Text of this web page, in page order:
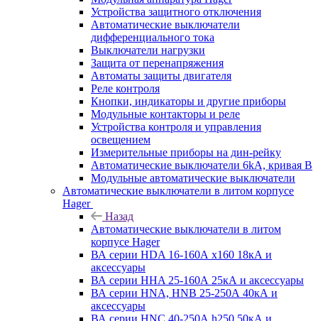
Устройства защитного отключения
Автоматические выключатели
дифференциального тока
Выключатели нагрузки
Защита от перенапряжения
Автоматы защиты двигателя
Реле контроля
Кнопки, индикаторы и другие приборы
Модульные контакторы и реле
Устройства контроля и управления
освещением
Измерительные приборы на дин-рейку
Автоматические выключатели 6kA, кривая В
Модульные автоматические выключатели
Автоматические выключатели в литом корпусе
Hager
Назад
Автоматические выключатели в литом
корпусе Hager
ВА серии HDA 16-160А x160 18кА и
аксессуары
ВА серии HHA 25-160А 25кА и аксессуары
ВА серии HNA, HNB 25-250А 40кА и
аксессуары
ВА серии HNC 40-250А h250 50кА и